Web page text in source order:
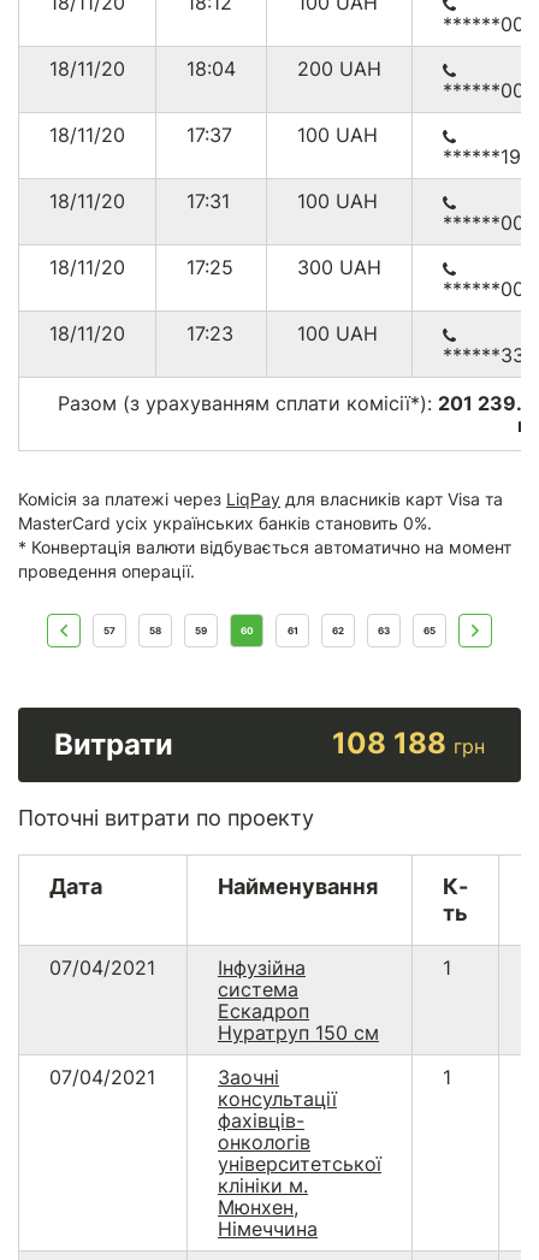
18/11/20
18:04 200 UAH
18/11/20
17:37 100 UAH
18/11/20
17:31 100 UAH
18/11/20
17:25 300 UAH
18/11/20
17:23 100 UAH
Разом (з урахуванням сплати комісії*): 201
Комісія за платежі через LiqPay для власників карт Visa та
MasterCard усіх українських банків становить 0%.
* Конвертація валюти відбувається автоматично на момент
проведення операції.
57 58 59 60 61 62 63 65
Витрати 108 188 грн
Поточні витрати по проекту
Дата Найменування
К-
ть
07/04/2021
Інфузійна
система
Ескадроп
Нуратруп 150 см
1
07/04/2021
Заочні
консультації
фахівців-
онкологів
університетської
клініки м.
Мюнхен,
Німеччина
1